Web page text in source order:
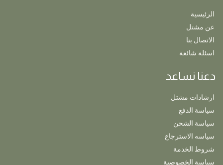
الرئيسية
عن مشتل
الاتصال بنا
اسئلة شائعة
دعنا نساعد
ارشادات مشتل
سياسة الدفع
سياسة الشحن
سياسه الاسترجاع
شروط الخدمة
سياسة الخصوصية